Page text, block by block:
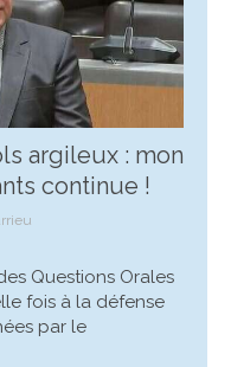
argileux : mon
continue !
Questions Orales
fois à la défense
par le